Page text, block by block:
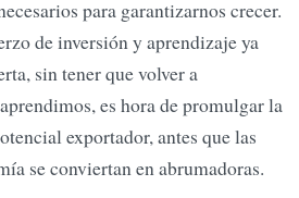
para garantizarnos crecer.
de inversión y aprendizaje ya
sin tener que volver a
es hora de promulgar la
exportador, antes que las
se conviertan en abrumadoras.